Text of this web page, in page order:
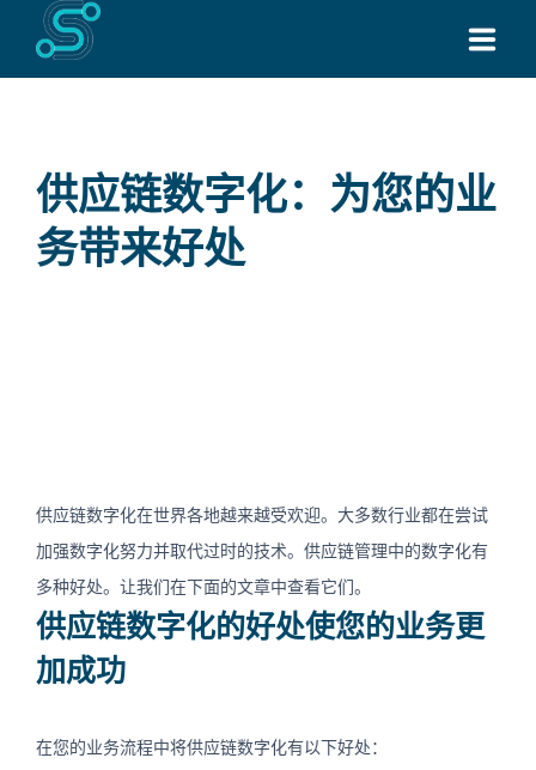
关于
服务
ZH
供应链数字化：为您的业
务带来好处
供应链数字化在世界各地越来越受欢迎。大多数行业都在尝试
加强数字化努力并取代过时的技术。供应链管理中的数字化有
多种好处。让我们在下面的文章中查看它们。
供应链数字化的好处使您的业务更
加成功
在您的业务流程中将供应链数字化有以下好处：